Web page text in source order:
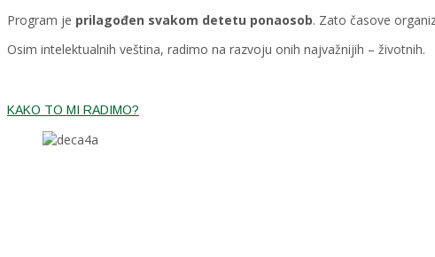
Program je prilagođen svakom detetu ponaosob. Zato časove
Osim intelektualnih veština, radimo na razvoju onih najvažnijih – životnih.
KAKO TO MI RADIMO?